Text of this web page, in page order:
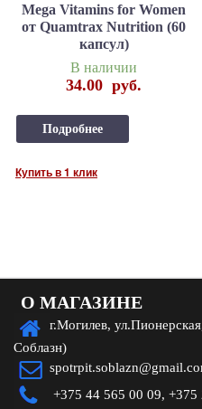
Mega Vitamins for Women
от Quamtrax Nutrition (60
капсул)
В наличии
34.00 руб.
Подробнее
Купить в 1 клик
О МАГАЗИНЕ
г.Могилев,
Соблазн)
+375 44 565 00 09, +375